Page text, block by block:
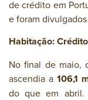
de crédito em
e foram
Habitação:
No final de maio,
ascendia a106,1
do que em